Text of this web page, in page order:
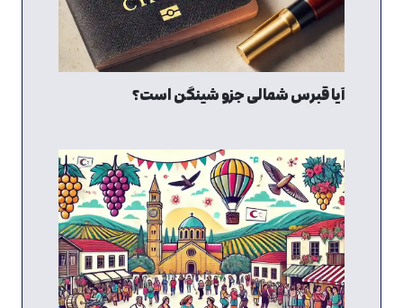
آیا قبرس شمالی جزو شینگن است؟